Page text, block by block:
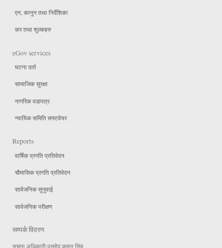
एन, कानुन तथा निर्देशिका
कर तथा शुल्कहरु
eGov services
घटना दर्ता
सामाजिक सुरक्षा
नागरिक वडापत्र
न्यायिक समिति सफ्टवेयर
Reports
वार्षिक प्रगति प्रतिवेदन
चौमासिक प्रगति प्रतिवेदन
सार्वजनिक सुनुवाई
सार्वजनिक परीक्षण
सम्पर्क विवरण
सुचना अधिकारीःप्रमोद कुमार सिंह